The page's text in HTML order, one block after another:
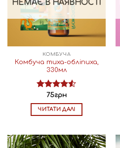
НЕМАЄ В НАЯВНОСТІ
КОМБУЧА
Комбуча тиха-обліпиха,
330мл
Оцінено
в4.50з
5
75грн
ЧИТАТИ ДАЛІ